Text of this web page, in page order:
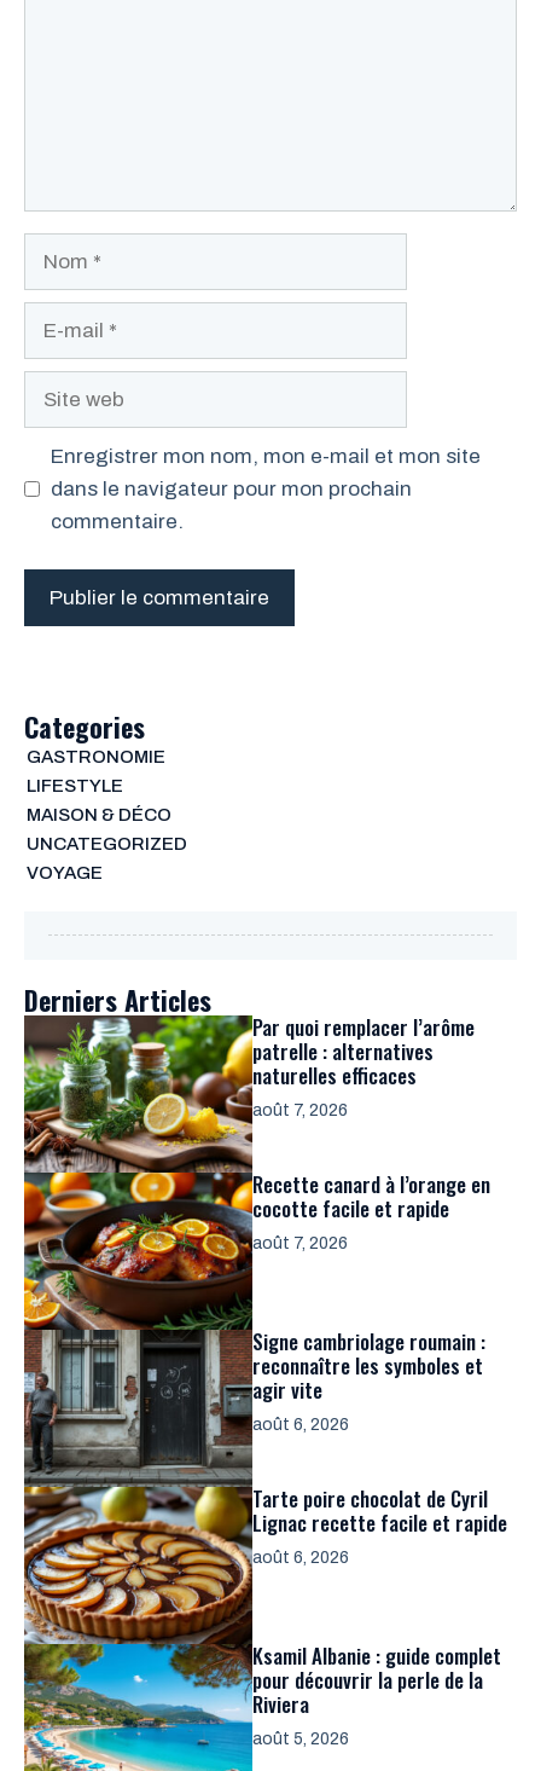
Site
Enregistrer mon nom, mon e-mail et mon site
dans le navigateur pour mon prochain
commentaire.
Categories
GASTRONOMIE
LIFESTYLE
MAISON & DÉCO
UNCATEGORIZED
VOYAGE
Derniers Articles
Par quoi remplacer l’arôme
patrelle : alternatives
naturelles efficaces
août 7, 2026
Recette canard à l’orange en
cocotte facile et rapide
août 7, 2026
Signe cambriolage roumain :
reconnaître les symboles et
agir vite
août 6, 2026
Tarte poire chocolat de Cyril
Lignac recette facile et rapide
août 6, 2026
Ksamil Albanie : guide complet
pour découvrir la perle de la
Riviera
août 5, 2026